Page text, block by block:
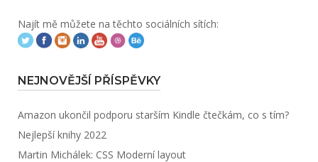
Najít mě můžete na těchto sociálních sítích:
NEJNOVĚJŠÍ PŘÍSPĚVKY
Amazon ukončil podporu starším Kindle čtečkám, co s tím?
Nejlepší knihy 2022
Martin Michálek: CSS Moderní layout